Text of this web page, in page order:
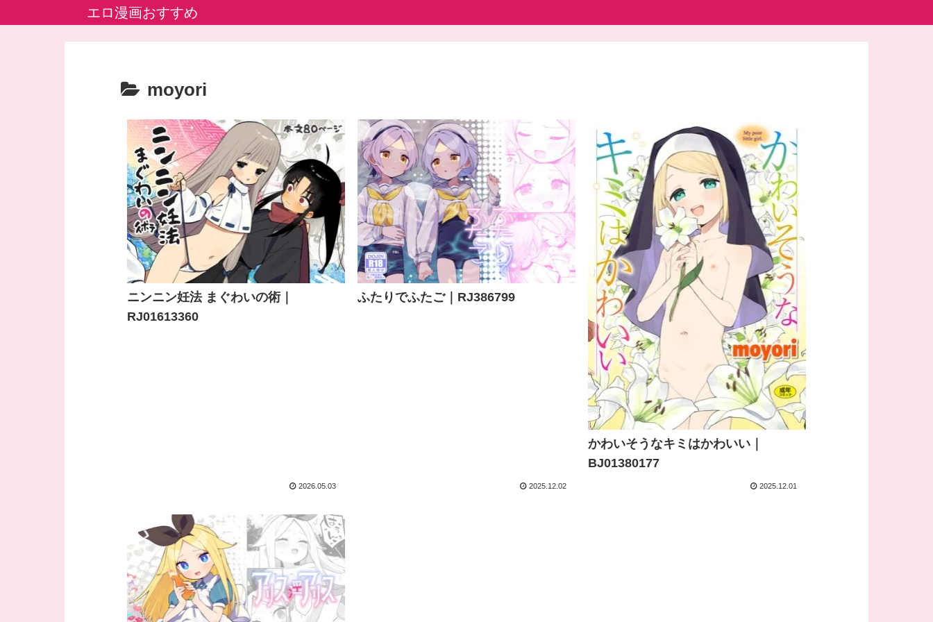
エロ漫画おすすめ
moyori
ニンニン妊法 まぐわいの術｜
RJ01613360
2026.05.03
ふたりでふたご｜RJ386799
2025.12.02
かわいそうなキミはかわいい｜
BJ01380177
2025.12.01